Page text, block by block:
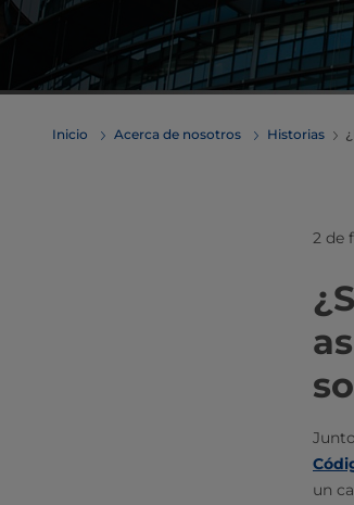
Inicio Acerca de nosotros Historias
2 de
un